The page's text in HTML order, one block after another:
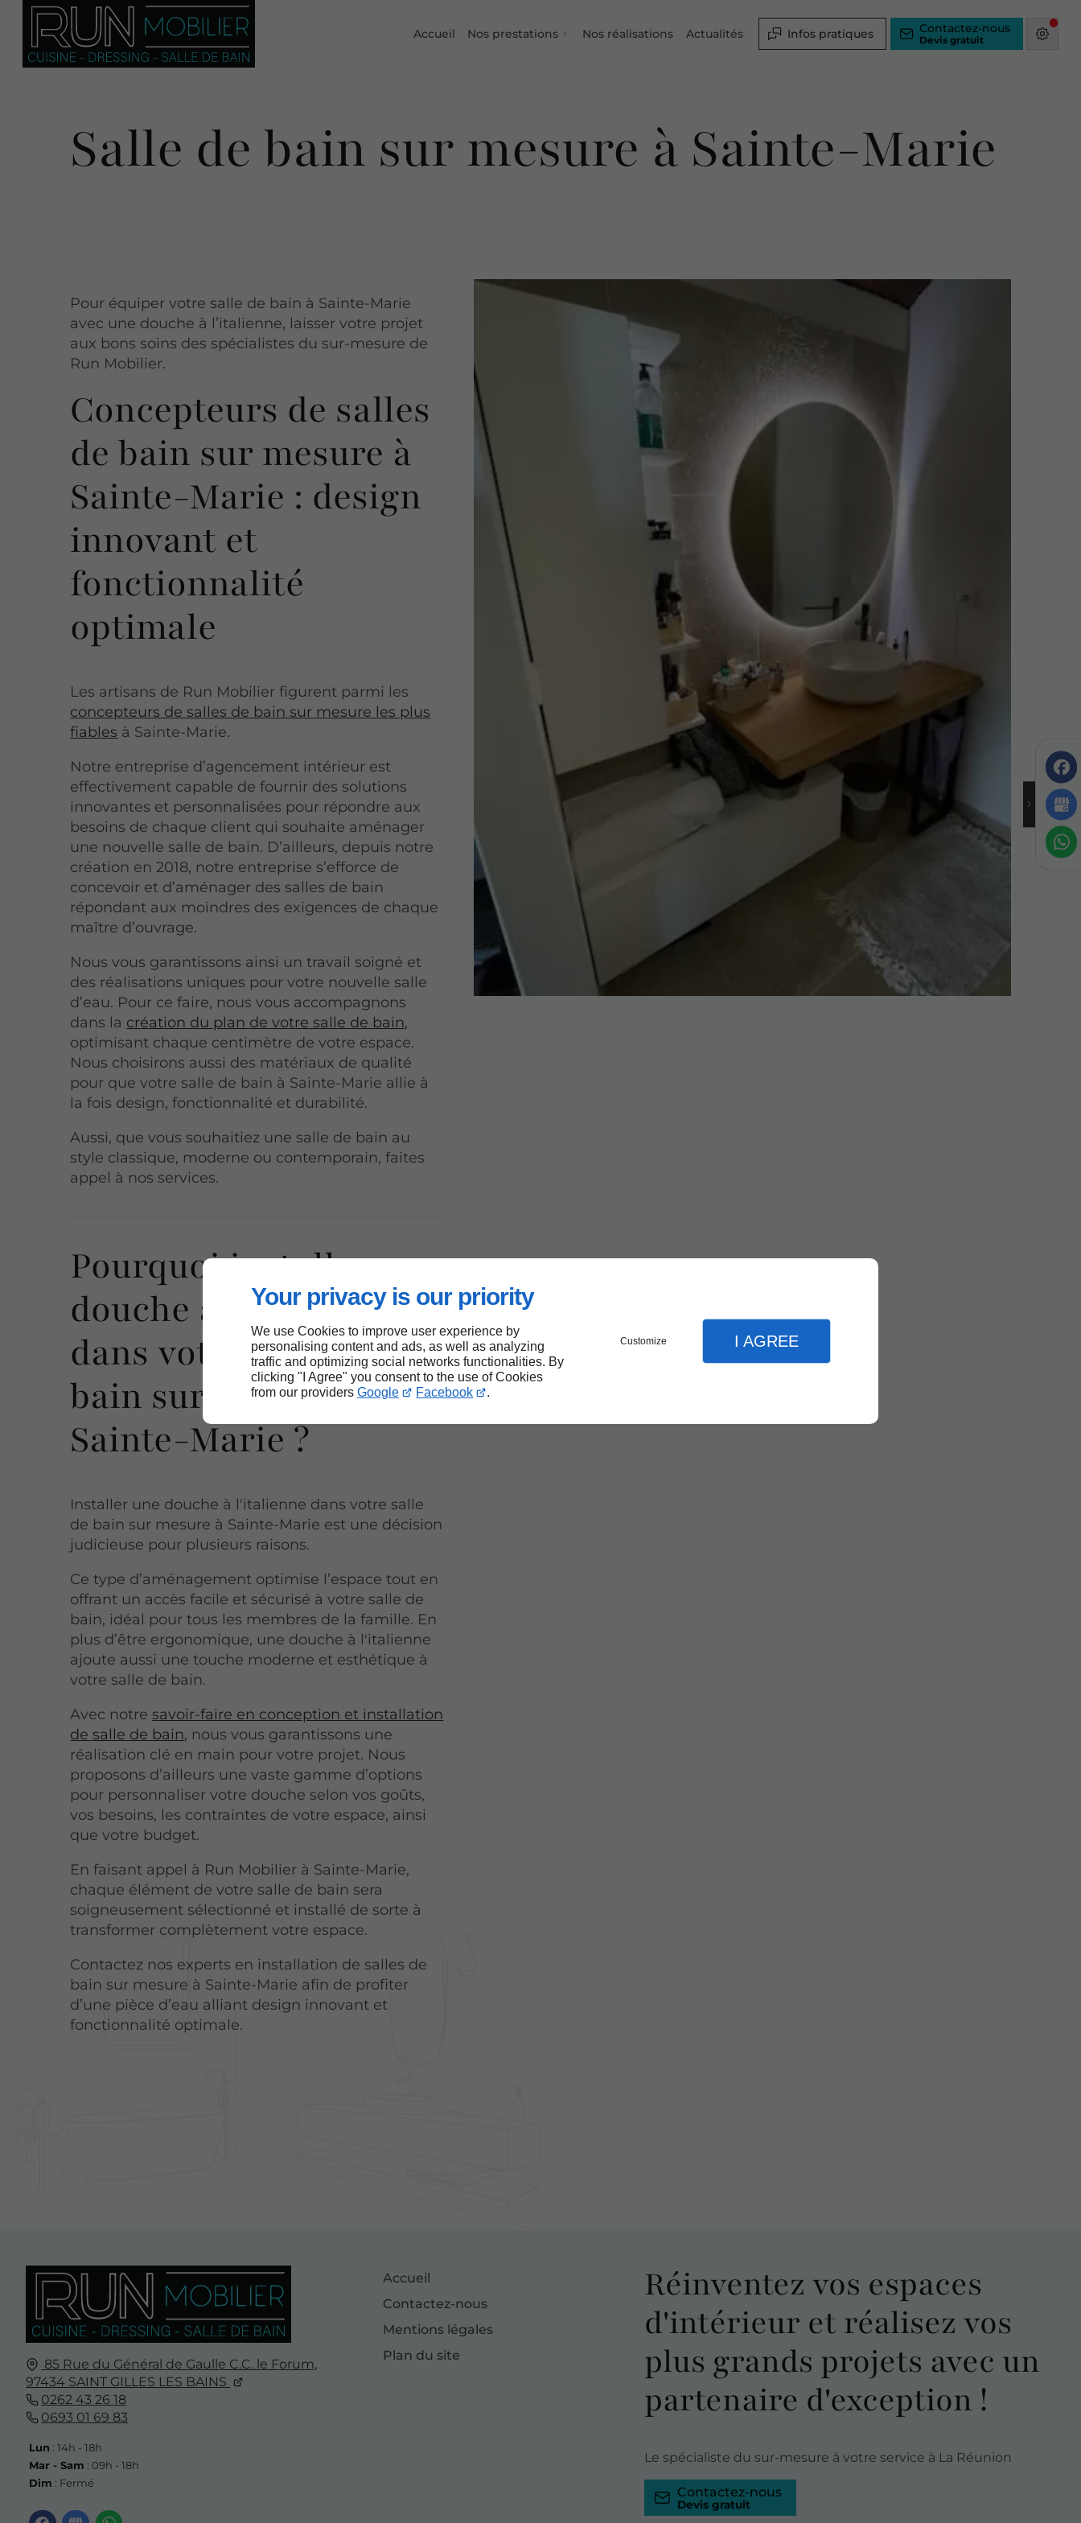
Your privacy is our priority
We use Cookies to improve user experience by
personalising content and ads, as well as analyzing
traffic and optimizing social networks functionalities. By
clicking "I Agree" you consent to the use of Cookies
from our providers Google Facebook .
Customize I AGREE
Accueil Nos prestations Nos réalisations Actualités Infos pratiques Contactez-nous
Salle de bain sur mesure à Sainte-Marie
Pour équiper votre salle de bain à Sainte-Marie
avec une douche à l’italienne, laisser votre projet
aux bons soins des spécialistes du sur-mesure de
Run Mobilier.
Concepteurs de salles
de bain sur mesure à
Sainte-Marie : design
innovant et
fonctionnalité
optimale
Les artisans de Run Mobilier figurent parmi les
concepteurs de salles de bain sur mesure les plus
fiables à Sainte-Marie.
Notre entreprise d’agencement intérieur est
effectivement capable de fournir des solutions
innovantes et personnalisées pour répondre aux
besoins de chaque client qui souhaite aménager
une nouvelle salle de bain. D’ailleurs, depuis notre
création en 2018, notre entreprise s’efforce de
concevoir et d’aménager des salles de bain
répondant aux moindres des exigences de chaque
maître d’ouvrage.
Nous vous garantissons ainsi un travail soigné et
des réalisations uniques pour votre nouvelle salle
d’eau. Pour ce faire, nous vous accompagnons
dans la création du plan de votre salle de bain,
optimisant chaque centimètre de votre espace.
Nous choisirons aussi des matériaux de qualité
pour que votre salle de bain à Sainte-Marie allie à
la fois design, fonctionnalité et durabilité.
Aussi, que vous souhaitiez une salle de bain au
style classique, moderne ou contemporain, faites
appel à nos services.
Pourquoi installer une
douche à l'italienne
dans votre salle de
bain sur mesure à
Sainte-Marie ?
Installer une douche à l'italienne dans votre salle
de bain sur mesure à Sainte-Marie est une décision
judicieuse pour plusieurs raisons.
Ce type d’aménagement optimise l’espace tout en
offrant un accès facile et sécurisé à votre salle de
bain, idéal pour tous les membres de la famille. En
plus d’être ergonomique, une douche à l'italienne
ajoute aussi une touche moderne et esthétique à
votre salle de bain.
Avec notresavoir-faire en conception et installation
de salle de bain, nous vous garantissons une
réalisation clé en main pour votre projet. Nous
proposons d’ailleurs une vaste gamme d’options
pour personnaliser votre douche selon vos goûts,
vos besoins, les contraintes de votre espace, ainsi
que votre budget.
En faisant appel à Run Mobilier à Sainte-Marie,
chaque élément de votre salle de bain sera
soigneusement sélectionné et installé de sorte à
transformer complètement votre espace.
Contactez nos experts en installation de salles de
bain sur mesure à Sainte-Marie afin de profiter
d’une pièce d’eau alliant design innovant et
fonctionnalité optimale.
85 Rue du Général de Gaulle C.C. le Forum,
97434 SAINT GILLES LES BAINS
0262 43 26 18
0693 01 69 83
Lun : 14h - 18h
Mar - Sam : 09h - 18h
Dim : Fermé
Accueil
Contactez-nous
Mentions légales
Plan du site
Réinventez vos espaces
d'intérieur et réalisez vos
plus grands projets avec un
partenaire d'exception !
Le spécialiste du sur-mesure à votre service à La Réunion
Contactez-nous